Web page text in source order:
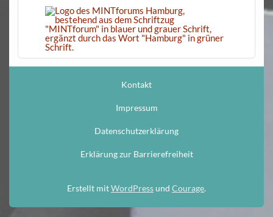
Kontakt
Impressum
Datenschutzerklärung
Erklärung zur Barrierefreiheit
Erstellt mitWordPressund Courage.